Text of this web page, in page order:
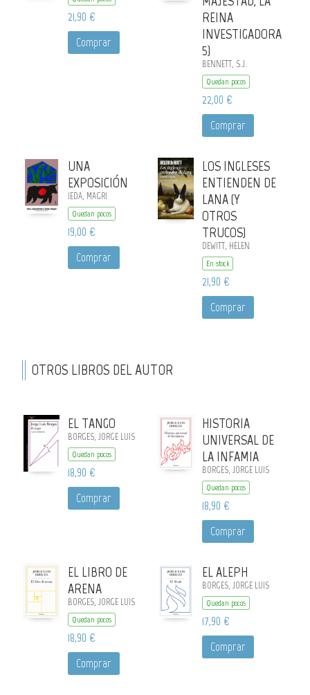
21,90 €
Comprar
REINA
INVESTIGADORA
5)
BENNETT, S.J.
Quedan pocos
22,00 €
Comprar
UNA
EXPOSICIÓN
IEDA, MAGRI
Quedan pocos
19,00 €
Comprar
LOS INGLESES
ENTIENDEN DE
LANA (Y
OTROS
TRUCOS)
DEWITT, HELEN
En stock
21,90 €
Comprar
OTROS LIBROS DEL AUTOR
EL TANGO
BORGES, JORGE LUIS
Quedan pocos
18,90 €
Comprar
HISTORIA
UNIVERSAL DE
LA INFAMIA
BORGES, JORGE LUIS
Quedan pocos
18,90 €
Comprar
EL LIBRO DE
ARENA
BORGES, JORGE LUIS
Quedan pocos
18,90 €
Comprar
EL ALEPH
BORGES, JORGE LUIS
Quedan pocos
17,90 €
Comprar